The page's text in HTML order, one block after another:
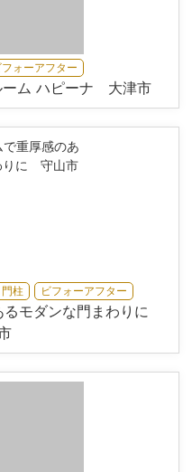
フォーアフター
ーム ハピーナ 大津市
門柱 ビフォーアフター
るモダンな門まわりに